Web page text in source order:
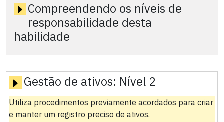
Compreendendo os níveis de
responsabilidade desta
habilidade
Gestão de ativos: Nível 2
Utiliza procedimentos previamente acordados para criar
e manter um registro preciso de ativos.